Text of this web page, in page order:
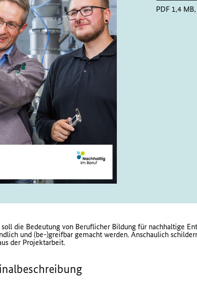
PDF 1,4
die Bedeutung von Beruflicher Bildung für nachhaltige
und (be-)greifbar gemacht werden. Anschaulich
der Projektarbeit.